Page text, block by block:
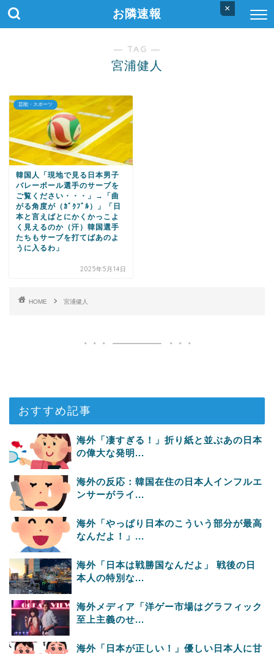
×
お隣速報
― TAG ―
宮浦健人
芸能・スポーツ
韓国人「現地で見る日本男子
バレーボール選手のサーブを
ご覧ください・・・」→「曲
がる角度が（ｶﾞｸﾌﾞﾙ）」「日
本と言えばとにかくかっこよ
く見えるのか（汗）韓国選手
たちもサーブを打てばあのよ
うに入るわ」
2025年5月14日
HOME 宮浦健人
おすすめ記事
海外「凄すぎる！」折り紙と並ぶあの日本
の偉大な発明...
海外の反応：韓国在住の日本人インフルエ
ンサーがライ...
海外「やっぱり日本のこういう部分が最高
なんだよ！」...
海外「日本は戦勝国なんだよ」 戦後の日
本人の特別な...
海外メディア「洋ゲー市場はグラフィック
至上主義のせ...
海外「日本が正しい！」優しい日本人に甘